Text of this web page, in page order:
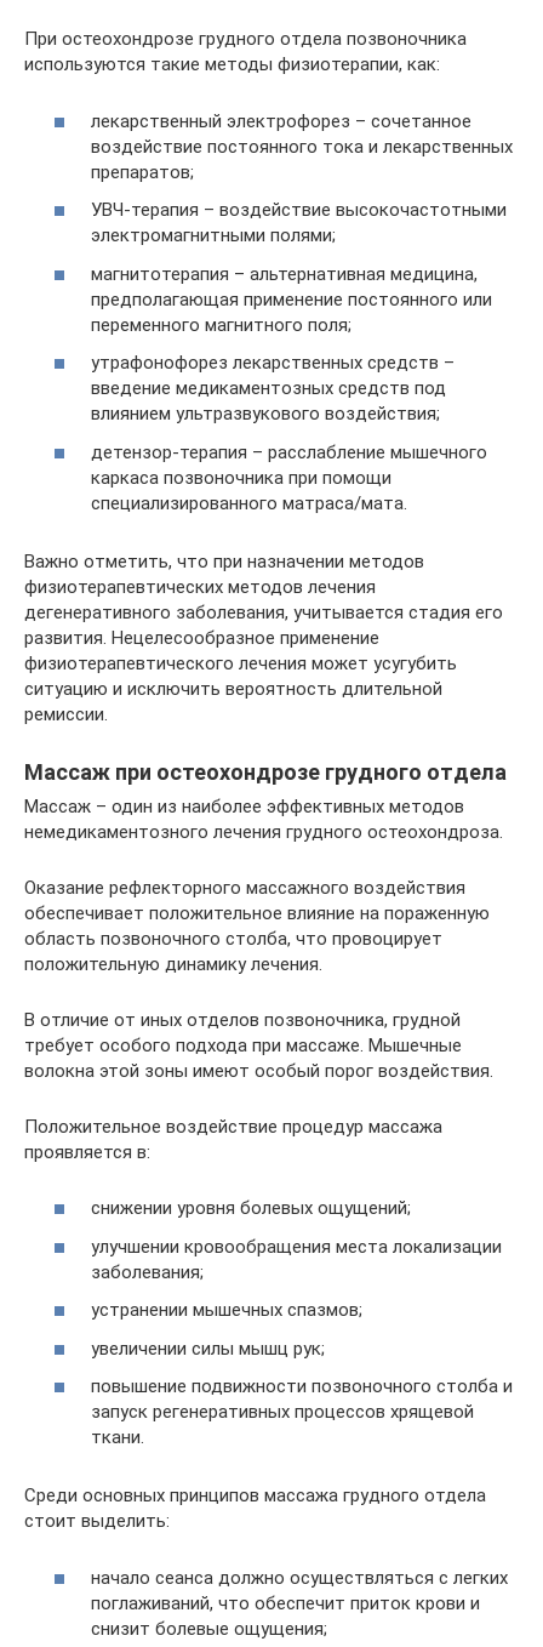
При остеохондрозе грудного отдела позвоночника
используются такие методы физиотерапии, как:
лекарственный электрофорез – сочетанное
воздействие постоянного тока и лекарственных
препаратов;
УВЧ-терапия – воздействие высокочастотными
электромагнитными полями;
магнитотерапия – альтернативная медицина,
предполагающая применение постоянного или
переменного магнитного поля;
утрафонофорез лекарственных средств –
введение медикаментозных средств под
влиянием ультразвукового воздействия;
детензор-терапия – расслабление мышечного
каркаса позвоночника при помощи
специализированного матраса/мата.
Важно отметить, что при назначении методов
физиотерапевтических методов лечения
дегенеративного заболевания, учитывается стадия его
развития. Нецелесообразное применение
физиотерапевтического лечения может усугубить
ситуацию и исключить вероятность длительной
ремиссии.
Массаж при остеохондрозе грудного отдела
Массаж – один из наиболее эффективных методов
немедикаментозного лечения грудного остеохондроза.
Оказание рефлекторного массажного воздействия
обеспечивает положительное влияние на пораженную
область позвоночного столба, что провоцирует
положительную динамику лечения.
В отличие от иных отделов позвоночника, грудной
требует особого подхода при массаже. Мышечные
волокна этой зоны имеют особый порог воздействия.
Положительное воздействие процедур массажа
проявляется в:
снижении уровня болевых ощущений;
улучшении кровообращения места локализации
заболевания;
устранении мышечных спазмов;
увеличении силы мышц рук;
повышение подвижности позвоночного столба и
запуск регенеративных процессов хрящевой
ткани.
Среди основных принципов массажа грудного отдела
стоит выделить:
начало сеанса должно осуществляться с легких
поглаживаний, что обеспечит приток крови и
снизит болевые ощущения;